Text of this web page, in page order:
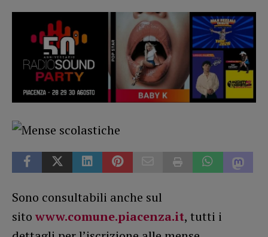
Sono consultabili anche sul
sito www.comune.piacenza.it, tutti i